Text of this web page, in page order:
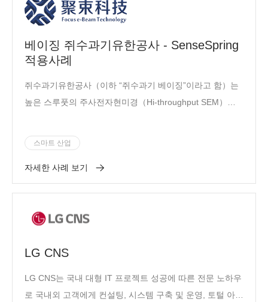
베이징 쥐수과기유한공사 - SenseSpring
적용사례
쥐수과기유한공사（이하 “쥐수과기 베이징”이라고 함）는
높은 스루풋의 주사전자현미경（Hi-throughput SEM）에
입니다. 2015년 6월에 설립된 이 기업의 본사는 베이징 경
제기술개발구에 있으며, 동시에 닝보 제조센터와 미국 실리
콘밸리 연구개발 센터도 설립되었습니다. 높은 스루풋의 전
자동 주사전자현미경 솔루션을 제공하는 쥐수과기는 핵심
Field Emission) 전자현미경 시스템의 독립적인 설계와 생
스마트 산업
자세한 사례 보기
LG CNS
LG CNS는 국내 대형 IT 프로젝트 성공에 따른 전문 노하우
로 국내외 고객에게 컨설팅, 시스템 구축 및 운영, 토털 아웃